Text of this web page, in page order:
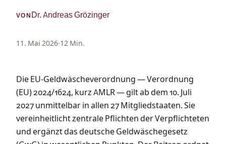
VON Dr. Andreas Grözinger
11. Mai 2026·12 Min.
Die EU-Geldwäscheverordnung — Verordnung
(EU) 2024/1624, kurz AMLR — gilt ab dem 10. Juli
2027 unmittelbar in allen 27 Mitgliedstaaten. Sie
vereinheitlicht zentrale Pflichten der Verpflichteten
und ergänzt das deutsche Geldwäschegesetz